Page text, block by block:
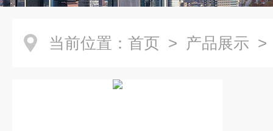
当前位置： 首页 > 产品展示